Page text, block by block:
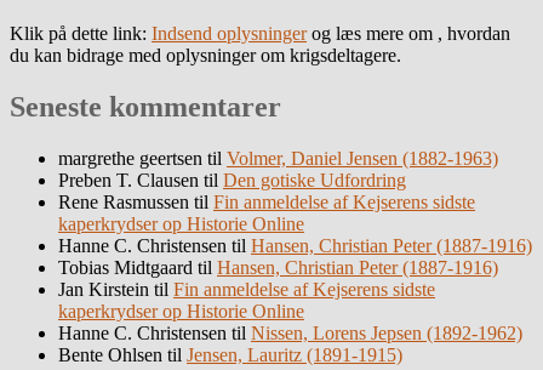
Klik på dette link: Indsend oplysningerog læs mere om , hvordan
du kan bidrage med oplysninger om krigsdeltagere.
Seneste kommentarer
margrethe geertsen til Volmer, Daniel Jensen (1882-1963)
Preben T. Clausen til Den gotiske Udfordring
Rene Rasmussen til Fin anmeldelse af Kejserens sidste
kaperkrydser op Historie Online
Hanne C. Christensen til Hansen, Christian Peter (1887-1916)
Tobias Midtgaard til Hansen, Christian Peter (1887-1916)
Jan Kirstein til Fin anmeldelse af Kejserens sidste
kaperkrydser op Historie Online
Hanne C. Christensen til Nissen, Lorens Jepsen (1892-1962)
Bente Ohlsen til Jensen, Lauritz (1891-1915)